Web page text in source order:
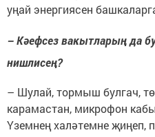
уңай энергиясен
– Кәефсез вакытларың да
нишлисең?
– Шулай, тормыш булгач,
карамастан, микрофон
Үземнең халәтемне җиңеп,